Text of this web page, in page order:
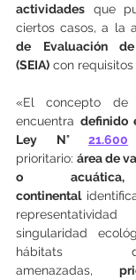
actividades que
ciertos casos, a la
de Evaluación
(SEIA) con
«El concepto de
encuentra definido
Ley N° 21.600
prioritario: área de
o
continental
singularidad
hábitats
amenazadas,